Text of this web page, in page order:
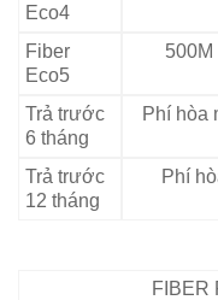
Eco4
Fiber
Eco5
500M
Trả trước
6 tháng
Phí hòa
Trả trước
12 tháng
Phí
FIBER